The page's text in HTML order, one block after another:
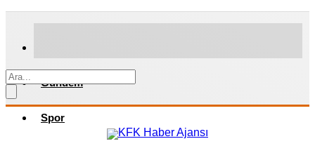
Gündem
Spor